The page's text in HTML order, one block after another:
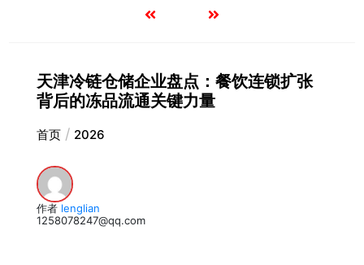
天津冷链仓储企业盘点：餐饮连锁扩张
背后的冻品流通关键力量
首页 2026
作者 lenglian
1258078247@qq.com